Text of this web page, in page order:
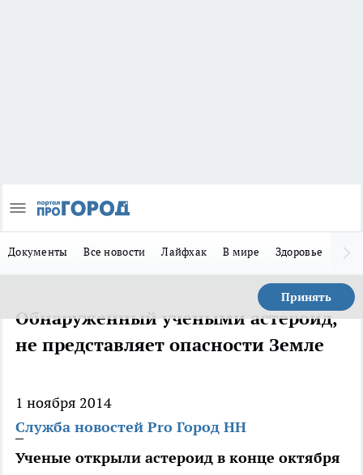
Документы Все новости Лайфхак В мире Здоровье
Принять
Обнаруженный учеными астероид,
не представляет опасности Земле
1 ноября 2014
Служба новостей Pro Город НН
Ученые открыли астероид в конце октября